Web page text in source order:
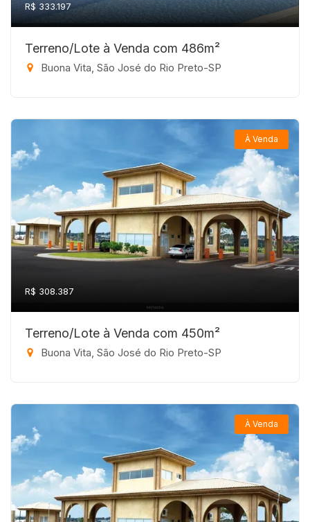
R$ 333.197
Terreno/Lote à Venda com 486m²
Buona Vita, São José do Rio Preto-SP
À Venda
R$ 308.387
Terreno/Lote à Venda com 450m²
Buona Vita, São José do Rio Preto-SP
À Venda